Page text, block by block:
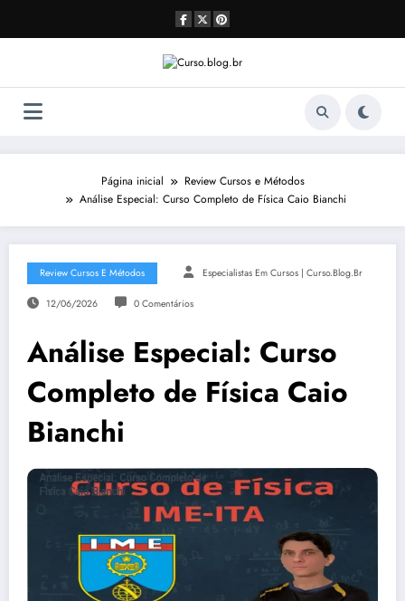
o
Página inicial
Review Cursos e Métodos
Análise Especial: Curso Completo de Física Caio Bianchi
Review Cursos E Métodos Especialistas Em Cursos | Curso.blog.br
12/06/2026 0 Comentários
Análise Especial: Curso
Completo de Física Caio
Bianchi